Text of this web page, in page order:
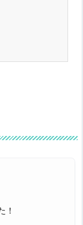
！